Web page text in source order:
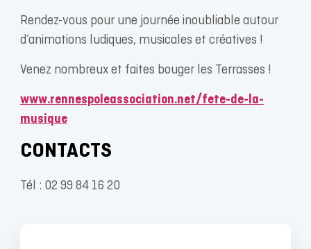
Rendez-vous pour une journée inoubliable autour
d’animations ludiques, musicales et créatives !
Venez nombreux et faites bouger les Terrasses !
www.rennespoleassociation.net/fete-de-la-
musique
CONTACTS
Tél : 02 99 84 16 20